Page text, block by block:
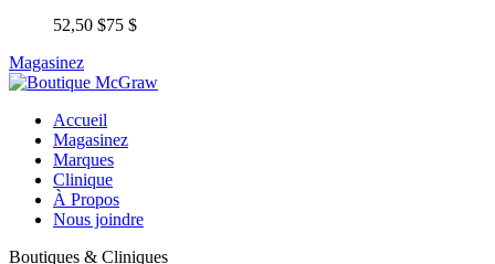
52,50 $75 $
Magasinez
Accueil
Magasinez
Marques
Clinique
À Propos
Nous joindre
Boutiques & Cliniques